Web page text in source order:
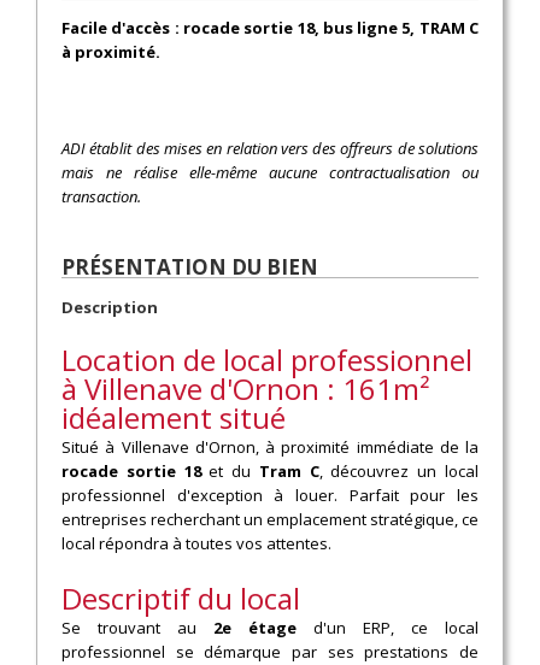
Facile d'accès : rocade sortie 18, bus ligne 5, TRAM C
à proximité.
ADI établit des mises en relation vers des offreurs de solutions
mais ne réalise elle-même aucune contractualisation ou
transaction.
PRÉSENTATION DU BIEN
Description
Location de local professionnel
à Villenave d'Ornon : 161m²
idéalement situé
Situé à Villenave d'Ornon, à proximité immédiate de la
rocade sortie 18et du Tram C, découvrez un local
professionnel d'exception à louer. Parfait pour les
entreprises recherchant un emplacement stratégique, ce
local répondra à toutes vos attentes.
Descriptif du local
Se trouvant au 2e étage d'un ERP, ce local
professionnel se démarque par ses prestations de